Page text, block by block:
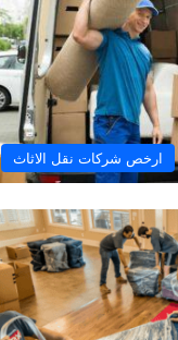
ارخص شركات نقل الاثاث